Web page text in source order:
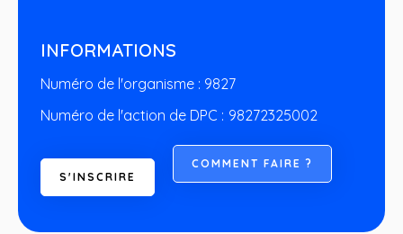
INFORMATIONS
Numéro de l'organisme : 9827
Numéro de l'action de DPC : 98272325002
S ' INS CRIRE
C O MME NT FAIRE ?